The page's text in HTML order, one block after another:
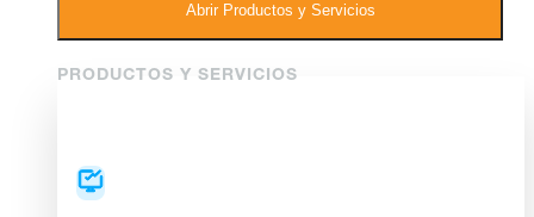
Abrir Productos y Servicios
PRODUCTOS Y SERVICIOS